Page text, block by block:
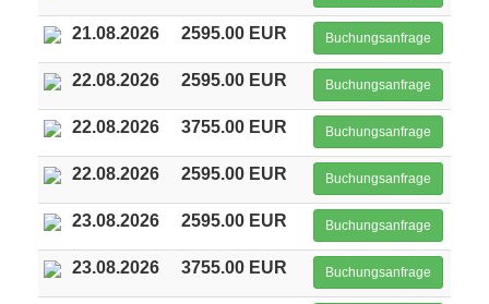
21.08.2026 2595.00 EUR Buchungsanfrage
22.08.2026 2595.00 EUR Buchungsanfrage
22.08.2026 3755.00 EUR Buchungsanfrage
22.08.2026 2595.00 EUR Buchungsanfrage
23.08.2026 2595.00 EUR Buchungsanfrage
23.08.2026 3755.00 EUR Buchungsanfrage